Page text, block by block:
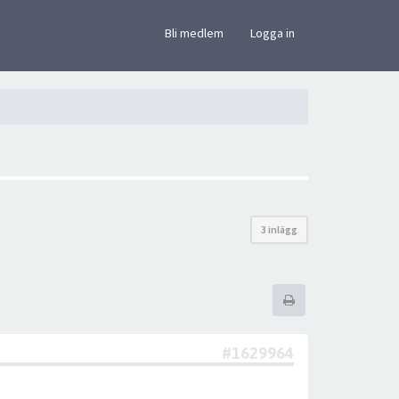
Bli medlem Logga in
3 inlägg
#1629964